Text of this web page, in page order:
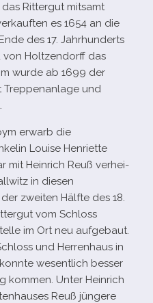
Rittergut mit­samt
es 1654 an die
des 17. Jahrhunderts
von Holtzendorff das
wurde ab 1699 der
Treppenanlage und
erwarb die
Louise Henriette
mit Heinrich Reuß ver­hei­
in die­sen
zwei­ten Hälfte des 18.
vom Schloss
im Ort neu auf­ge­baut.
und Herrenhaus in
wesent­lich bes­ser
kom­men. Unter Heinrich
Reuß jün­gere